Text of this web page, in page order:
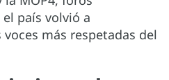
país volvió a
más respetadas del